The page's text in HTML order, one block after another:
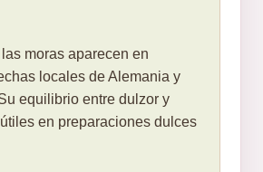
moras aparecen en
locales de Alemania y
equilibrio entre dulzor y
en preparaciones dulces